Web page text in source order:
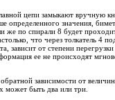
цепи замыкают вручную
значения,
же по спирали 8 будет
что через толкатель 4
зависит от степени
ее не происходят
зависимости от
может быть два или три.